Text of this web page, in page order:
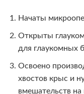
Начаты
Открыты
для глаукомных
Освоено
хвостов крыс и
вмешательств на